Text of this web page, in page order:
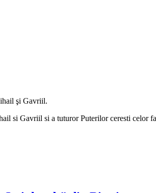
şi Gavriil.
si Gavriil si a tuturor Puterilor ceresti